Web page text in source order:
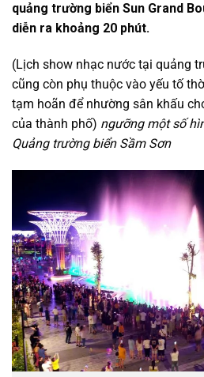
quảng trường biển Sun Grand
diễn ra khoảng 20 phút.
(Lịch show nhạc nước tại quảng
cũng còn phụ thuộc vào yếu tố
tạm hoãn để nhường sân khấu
của thành phố) ngưỡng một số
Quảng trường biển Sầm Sơn